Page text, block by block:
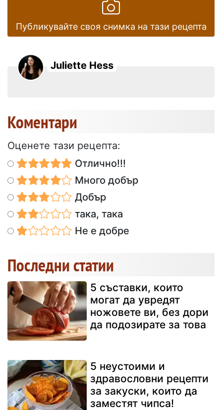
Публикувайте своя снимка на тази рецепта
Juliette Hess
Коментари
Оценете тази рецепта:
Отлично!!!
Много добър
Добър
така, така
Не е добре
Последни статии
5 съставки, които
могат да увредят
ножовете ви, без дори
да подозирате за това
5 неустоими и
здравословни рецепти
за закуски, които да
заместят чипса!